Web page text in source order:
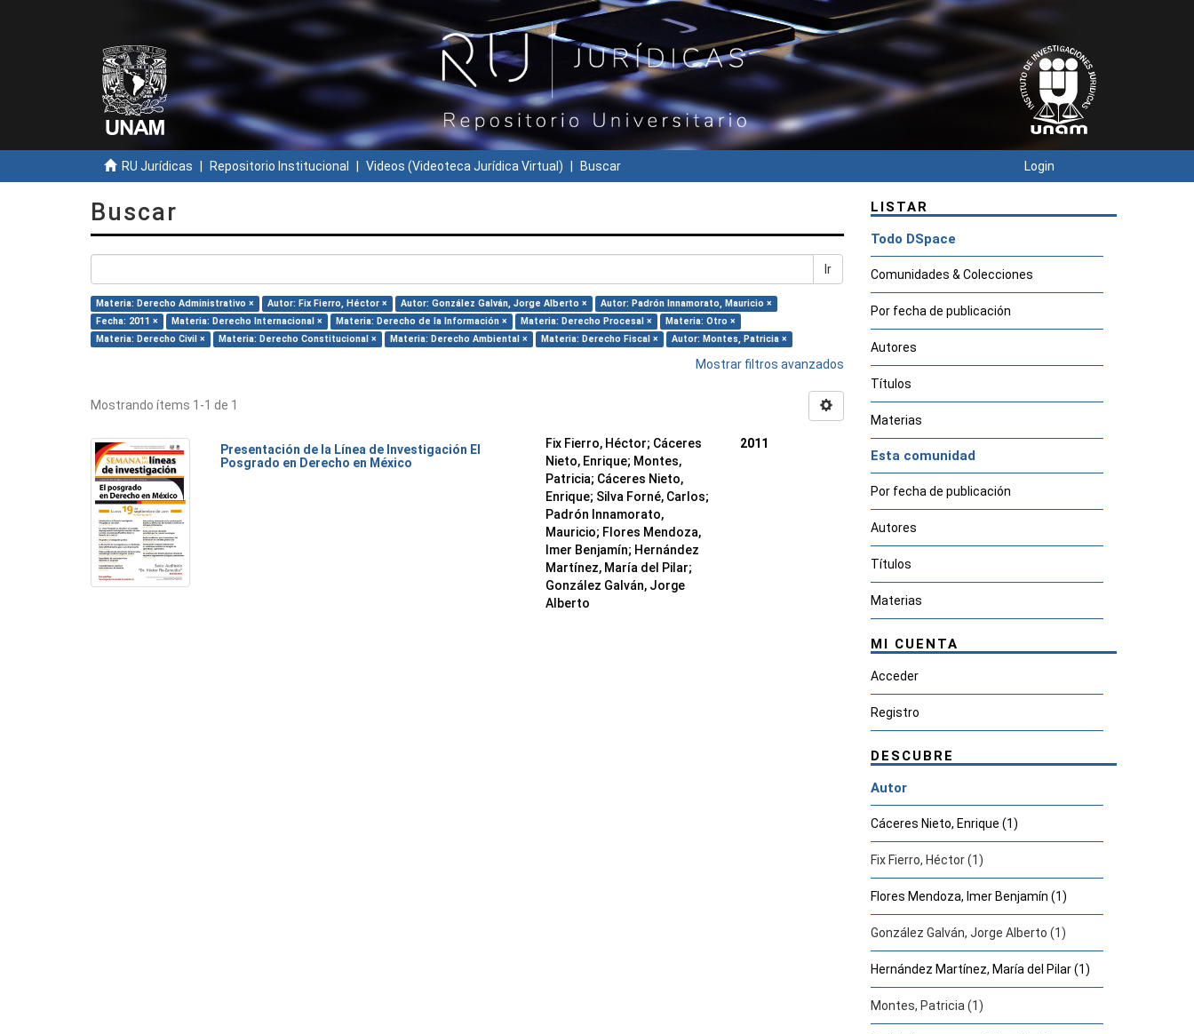
RU Jurídicas Repositorio Institucional Videos (Videoteca Jurídica Virtual) Buscar Login
Buscar
Ir
Materia: Derecho Administrativo × Autor: Fix Fierro, Héctor × Autor: González Galván, Jorge Alberto ×
Autor: Padrón Innamorato, Mauricio ×
Fecha: 2011 ×
Materia: Derecho Internacional × Materia: Derecho de la Información × Materia: Derecho Procesal ×
Materia: Otro ×
Materia: Derecho Civil ×
Materia: Derecho Constitucional × Materia: Derecho Ambiental × Materia: Derecho Fiscal × Autor: Montes, Patricia ×
Mostrar filtros avanzados
Mostrando ítems 1-1 de 1
Presentación de la Línea de Investigación El
Posgrado en Derecho en México
Fix Fierro, Héctor; Cáceres
Nieto, Enrique; Montes,
Patricia; Cáceres Nieto,
Enrique; Silva Forné, Carlos;
Padrón Innamorato,
Mauricio; Flores Mendoza,
Imer Benjamín; Hernández
Martínez, María del Pilar;
González Galván, Jorge
Alberto
2011
LISTAR
Todo DSpace
Comunidades & Colecciones
Por fecha de publicación
Autores
Títulos
Materias
Esta comunidad
Por fecha de publicación
Autores
Títulos
Materias
MI CUENTA
Acceder
Registro
DESCUBRE
Autor
Cáceres Nieto, Enrique (1)
Fix Fierro, Héctor (1)
Flores Mendoza, Imer Benjamín (1)
González Galván, Jorge Alberto (1)
Hernández Martínez, María del Pilar (1)
Montes, Patricia (1)